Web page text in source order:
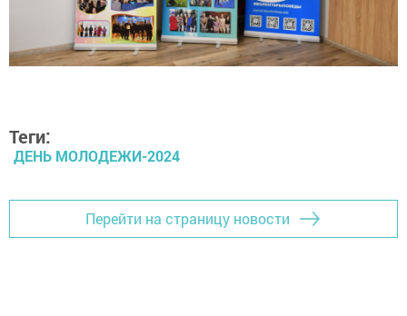
Теги:
ДЕНЬ МОЛОДЕЖИ-2024
Перейти на страницу новости